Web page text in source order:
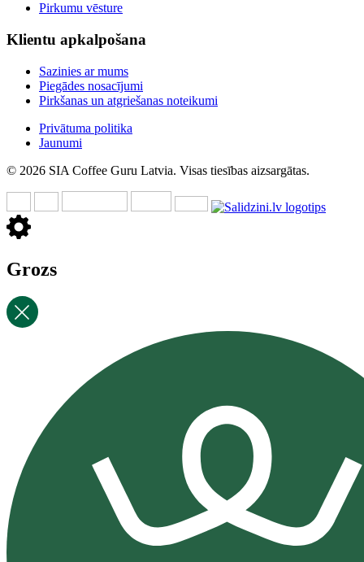
Pirkumu vēsture
Klientu apkalpošana
Sazinies ar mums
Piegādes nosacījumi
Pirkšanas un atgriešanas noteikumi
Privātuma politika
Jaunumi
© 2026 SIA Coffee Guru Latvia. Visas tiesības aizsargātas.
Grozs